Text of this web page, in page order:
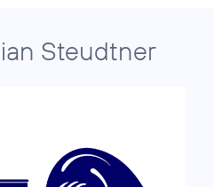
Steudtner